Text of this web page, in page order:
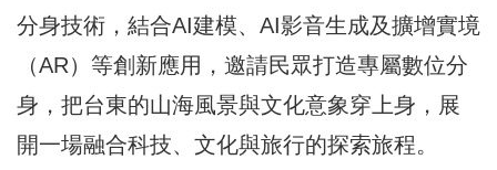
分身技術，結合AI建模、AI影音生成及擴增實境
（AR）等創新應用，邀請民眾打造專屬數位分
身，把台東的山海風景與文化意象穿上身，展
開一場融合科技、文化與旅行的探索旅程。